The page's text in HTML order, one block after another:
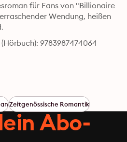
für Fans von "Billionaire
Wendung, heißen
9783987474064
Zeitgenössische Romantik
Abo-